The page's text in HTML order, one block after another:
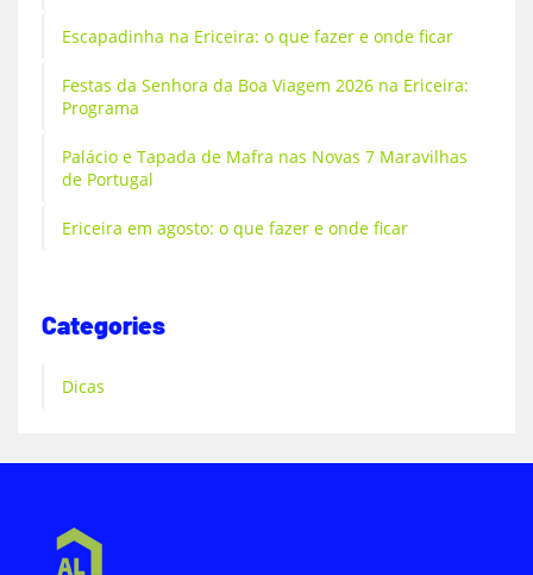
Escapadinha na Ericeira: o que fazer e onde ficar
Festas da Senhora da Boa Viagem 2026 na Ericeira:
Programa
Palácio e Tapada de Mafra nas Novas 7 Maravilhas
de Portugal
Ericeira em agosto: o que fazer e onde ficar
Categories
Dicas